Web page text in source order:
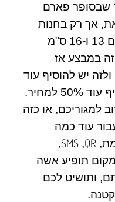
שבסופר פארם
אך רק בחנות
האינטרנטית שלה. בשני גדלים 13 ו-16 ס"מ
זה במבצע אז
הקצרה תעלה 20 ₪, ולזה יש להוסיף עוד
10 שקלים משלוח, ז.א. להוסיף עוד 50% למחיר.
למגוריכם, או כזה
עוד כמה
QR
,
SMS
,
תופיע אשה
ותושיט לכם